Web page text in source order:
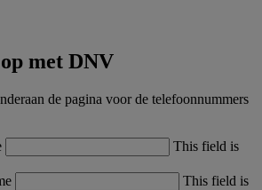
met DNV
de pagina voor de telefoonnummers
This field is
This field is